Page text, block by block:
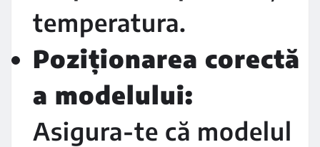
temperatura.
Poziționarea corectă
a modelului:
Asigura-te că modelul